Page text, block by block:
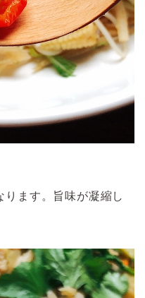
ります。旨味が凝縮し